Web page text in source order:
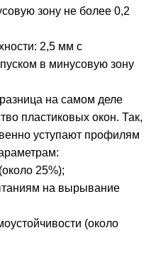
зону не более 0,2
2,5 мм с
в минусовую зону
на самом деле
пластиковых окон. Так,
уступают профилям
25%);
на вырывание
(около